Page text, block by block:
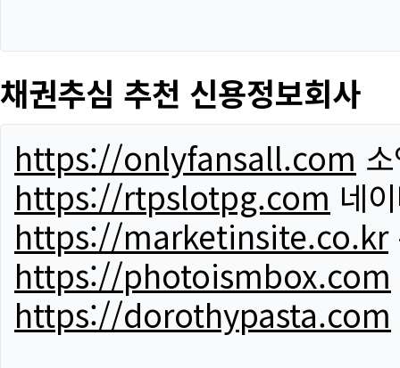
채권추심 추천 신용정보회사
https://onlyfansall.com
https://rtpslotpg.com 네
https://marketinsite.co.kr
https://photoismbox.com
https://dorothypasta.com